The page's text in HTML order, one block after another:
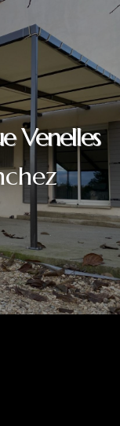
Venelles